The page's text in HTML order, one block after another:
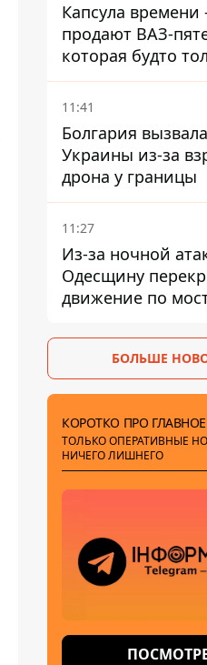
Капсула времени
продают ВАЗ-
которая будто
сошла с
11:41
Болгария
Украины из-за
дрона у границы
11:27
Из-за ночной
Одесщину
движение по
ГНСУ
БОЛЬШЕ
КОРОТКО ПРО ГЛАВНОЕ
ТОЛЬКО ОПЕРАТИВНЫЕ
НИЧЕГО ЛИШНЕГО